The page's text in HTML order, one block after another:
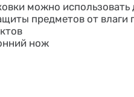
можно
предметов от
нож